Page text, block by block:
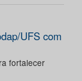
UFS com
fortalecer